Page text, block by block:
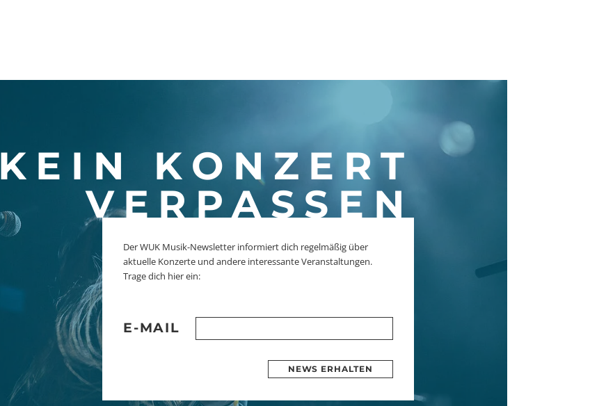
KEIN KONZERT
VERPASSEN
Der WUK Musik-Newsletter informiert dich regelmäßig über
aktuelle Konzerte und andere interessante Veranstaltungen.
Trage dich hier ein:
E-MAIL
NEWS ERHALTEN